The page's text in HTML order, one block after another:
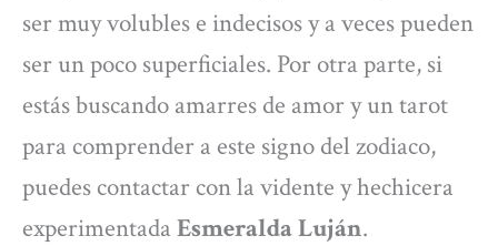
ser muy volubles e indecisos y a veces pueden
ser un poco superficiales. Por otra parte, si
estás buscando amarres de amor y un tarot
para comprender a este signo del zodiaco,
puedes contactar con la vidente y hechicera
experimentada Esmeralda Luján.